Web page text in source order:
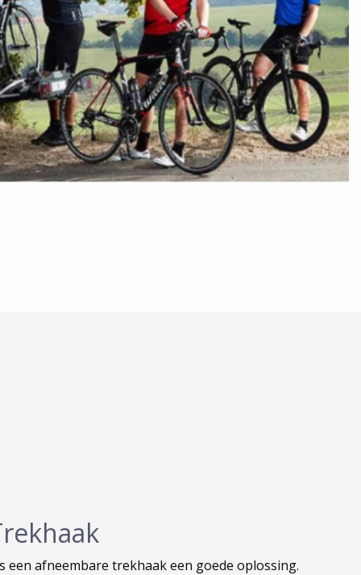
een afneembare trekhaak een goede oplossing.